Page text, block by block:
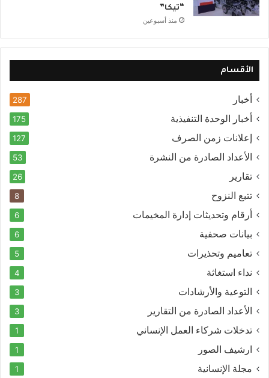
“تيكا”
منذ أسبوعين
الأقسام
أخبار 287
أخبار الوحدة التنفيذية 175
إعلانات زمن الصرف 127
الأعداد الصادرة من النشرة 53
تقارير 26
تتبع النزوح 8
أرقام وتحديثات إدارة المخيمات 6
بيانات صحفية 6
تعاميم وتحذيرات 5
نداء استغاثة 4
التوعية والأرشادات 3
الأعداد الصادرة من التقارير 3
تدخلات شركاء العمل الإنساني 1
ارشيف الصور 1
مجلة الإنسانية 1